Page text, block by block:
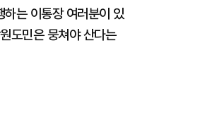
는 이통장 여러분이 있
도민은 뭉쳐야 산다는